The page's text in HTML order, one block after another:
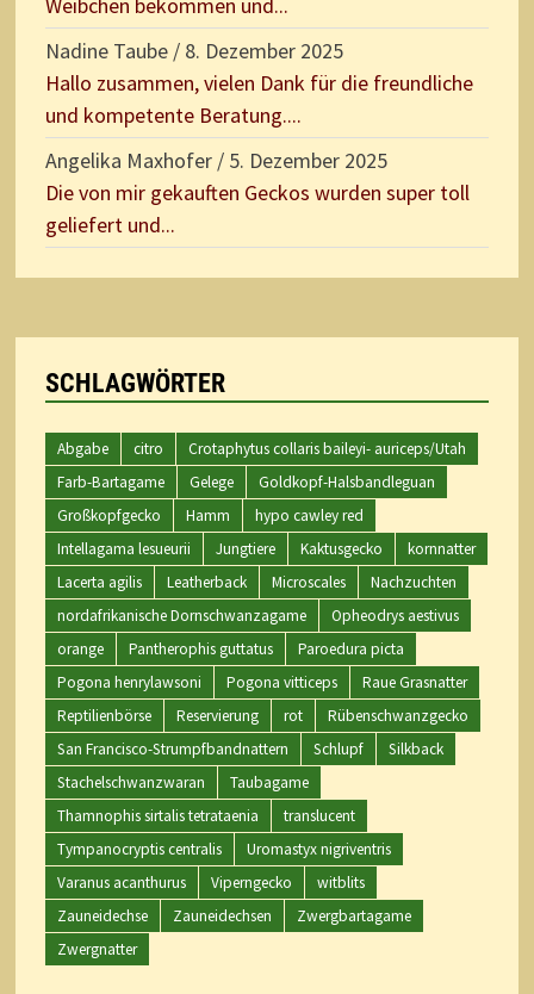
Nadine Taube/ 8. Dezember 2025
Hallo zusammen, vielen Dank für die freundliche
und kompetente Beratung....
Angelika Maxhofer/ 5. Dezember 2025
Die von mir gekauften Geckos wurden super toll
geliefert und...
SCHLAGWÖRTER
Abgabe citro
Crotaphytus collaris baileyi- auriceps/Utah
Farb-Bartagame
Gelege
Goldkopf-Halsbandleguan
Großkopfgecko
Hamm
hypo cawley red
Intellagama lesueurii
Jungtiere Kaktusgecko
kornnatter
Lacerta agilis
Leatherback Microscales
Nachzuchten
nordafrikanische Dornschwanzagame
Opheodrys aestivus
orange
Pantherophis guttatus
Paroedura picta
Pogona henrylawsoni
Pogona vitticeps
Raue Grasnatter
Reptilienbörse
Reservierung rot
Rübenschwanzgecko
San Francisco-Strumpfbandnattern
Schlupf
Silkback
Stachelschwanzwaran
Taubagame
Thamnophis sirtalis tetrataenia
translucent
Tympanocryptis centralis
Uromastyx nigriventris
Varanus acanthurus
Viperngecko
witblits
Zauneidechse
Zauneidechsen
Zwergbartagame
Zwergnatter